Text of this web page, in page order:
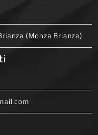
(Monza Brianza)